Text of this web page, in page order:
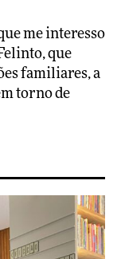
me interesso
que
familiares, a
torno de